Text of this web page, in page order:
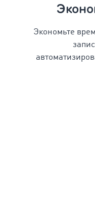
Экономьте